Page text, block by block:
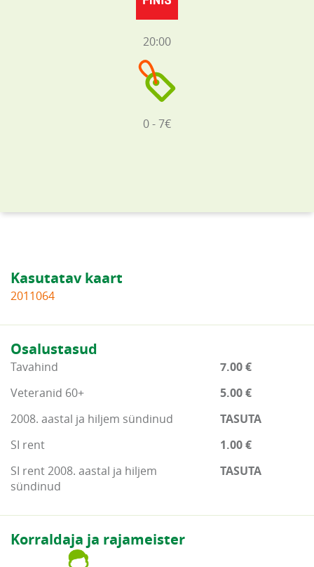
20:00
0 - 7€
Kasutatav kaart
2011064
Osalustasud
Tavahind
7.00 €
Veteranid 60+
5.00 €
2008. aastal ja hiljem sündinud
TASUTA
SI rent
1.00 €
SI rent 2008. aastal ja hiljem
sündinud
TASUTA
Korraldaja ja rajameister